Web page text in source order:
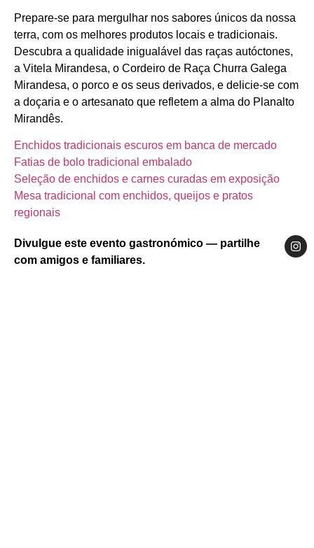
Prepare-se para mergulhar nos sabores únicos da nossa
terra, com os melhores produtos locais e tradicionais.
Descubra a qualidade inigualável das raças autóctones,
a Vitela Mirandesa, o Cordeiro de Raça Churra Galega
Mirandesa, o porco e os seus derivados, e delicie-se com
a doçaria e o artesanato que refletem a alma do Planalto
Mirandês.
Enchidos tradicionais escuros em banca de mercado
Fatias de bolo tradicional embalado
Seleção de enchidos e carnes curadas em exposição
Mesa tradicional com enchidos, queijos e pratos
regionais
Divulgue este evento gastronómico — partilhe
com amigos e familiares.